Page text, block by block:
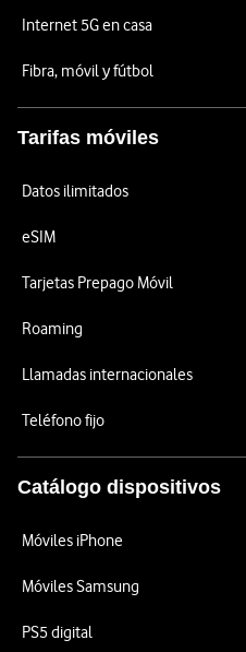
Internet 5G en casa
Fibra, móvil y fútbol
Tarifas móviles
Datos ilimitados
eSIM
Tarjetas Prepago Móvil
Roaming
Llamadas internacionales
Teléfono fijo
Catálogo dispositivos
Móviles iPhone
Móviles Samsung
PS5 digital